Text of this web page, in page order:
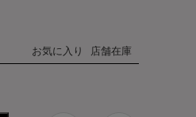
お気に入り 店舗在庫